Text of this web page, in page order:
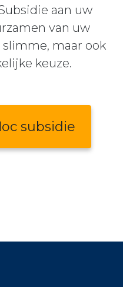
aan uw
van uw
maar ook
keuze.
subsidie